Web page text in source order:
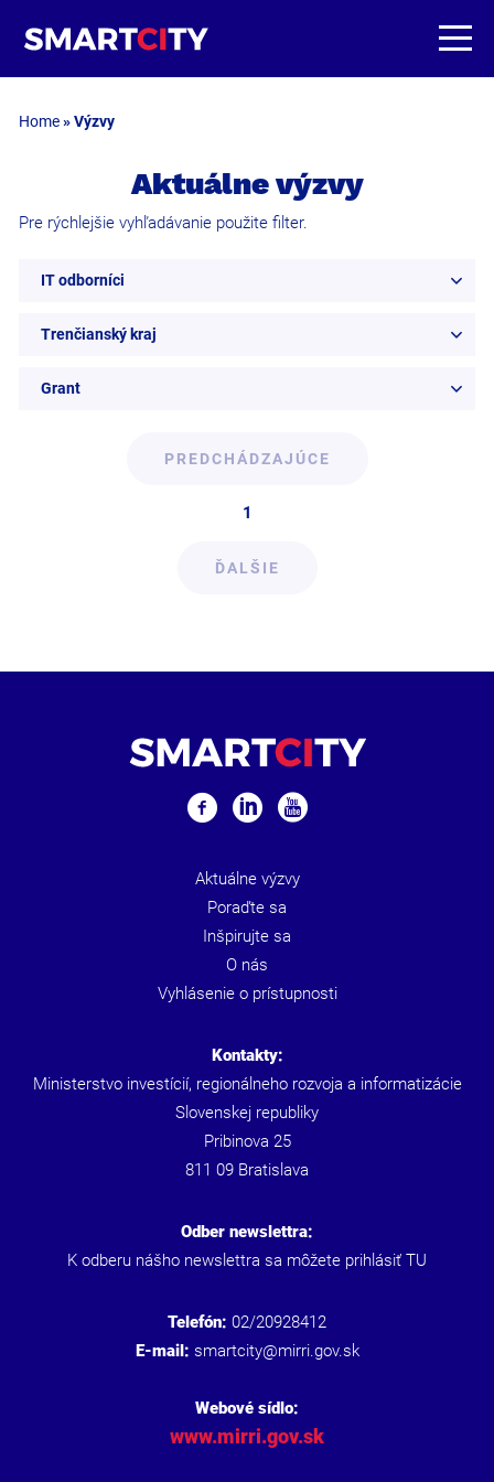
Home»Výzvy
Aktuálne výzvy
Pre rýchlejšie vyhľadávanie použite filter.
IT odborníci
Trenčianský kraj
Grant
PREDCHÁDZAJÚCE
1
ĎALŠIE
Aktuálne výzvy
Poraďte sa
Inšpirujte sa
O nás
Vyhlásenie o prístupnosti
Kontakty:
Ministerstvo investícií, regionálneho rozvoja a informatizácie
Slovenskej republiky
Pribinova 25
811 09 Bratislava
Odber newslettra:
K odberu nášho newslettra sa môžete prihlásiť TU
Telefón: 02/20928412
E-mail: smartcity@mirri.gov.sk
Webové sídlo:
www.mirri.gov.sk